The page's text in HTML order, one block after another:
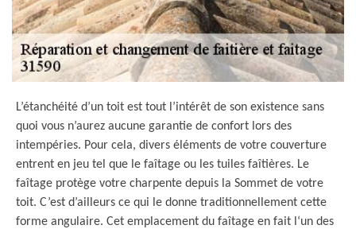
L’étanchéité d’un toit est tout l’intérêt de son existence sans
quoi vous n’aurez aucune garantie de confort lors des
intempéries. Pour cela, divers éléments de votre couverture
entrent en jeu tel que le faîtage ou les tuiles faîtières. Le
faîtage protège votre charpente depuis la Sommet de votre
toit. C’est d’ailleurs ce qui le donne traditionnellement cette
forme angulaire. Cet emplacement du faîtage en fait l‘un des